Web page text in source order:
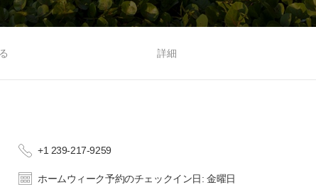
詳細
+1 239-217-9259
ホームウィーク予約のチェックイン日: 金曜日